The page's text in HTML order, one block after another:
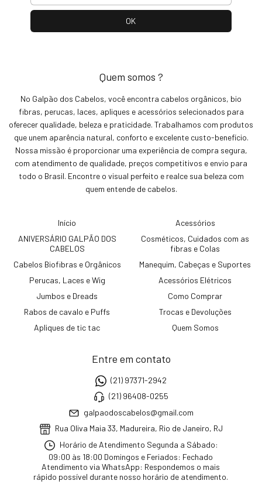
Quem somos ?
No Galpão dos Cabelos, você encontra cabelos orgânicos, bio
fibras, perucas, laces, apliques e acessórios selecionados para
oferecer qualidade, beleza e praticidade. Trabalhamos com produtos
que unem aparência natural, conforto e excelente custo-benefício.
Nossa missão é proporcionar uma experiência de compra segura,
com atendimento de qualidade, preços competitivos e envio para
todo o Brasil. Encontre o visual perfeito e realce sua beleza com
quem entende de cabelos.
Início
ANIVERSÁRIO GALPÃO DOS
CABELOS
Cabelos Biofibras e Orgânicos
Perucas, Laces e Wig
Jumbos e Dreads
Rabos de cavalo e Puffs
Apliques de tic tac
Acessórios
Cosméticos, Cuidados com as
fibras e Colas
Manequim, Cabeças e Suportes
Acessórios Elétricos
Como Comprar
Trocas e Devoluções
Quem Somos
Entre em contato
(21) 97371-2942
(21) 96408-0255
galpaodoscabelos@gmail.com
Rua Oliva Maia 33, Madureira, Rio de Janeiro, RJ
Horário de Atendimento Segunda a Sábado:
09:00 às 18:00 Domingos e Feriados: Fechado
Atendimento via WhatsApp: Respondemos o mais
rápido possível durante nosso horário de atendimento.